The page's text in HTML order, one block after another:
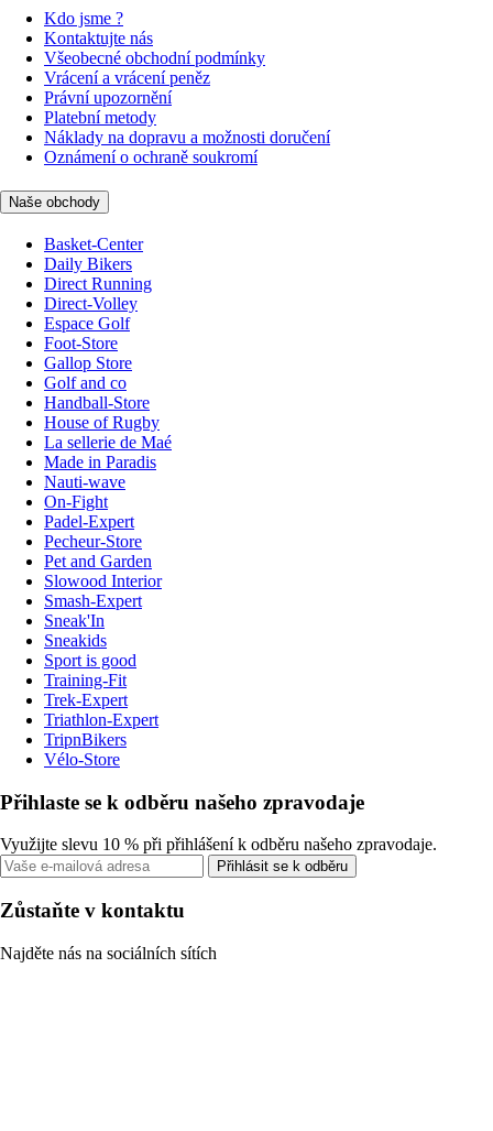
Kdo jsme ?
Kontaktujte nás
Všeobecné obchodní podmínky
Vrácení a vrácení peněz
Právní upozornění
Platební metody
Náklady na dopravu a možnosti doručení
Oznámení o ochraně soukromí
Naše obchody
Basket-Center
Daily Bikers
Direct Running
Direct-Volley
Espace Golf
Foot-Store
Gallop Store
Golf and co
Handball-Store
House of Rugby
La sellerie de Maé
Made in Paradis
Nauti-wave
On-Fight
Padel-Expert
Pecheur-Store
Pet and Garden
Slowood Interior
Smash-Expert
Sneak'In
Sneakids
Sport is good
Training-Fit
Trek-Expert
Triathlon-Expert
TripnBikers
Vélo-Store
Přihlaste se k odběru našeho zpravodaje
Využijte slevu 10 % při přihlášení k odběru našeho zpravodaje.
Přihlásit se k odběru
Zůstaňte v kontaktu
Najděte nás na sociálních sítích